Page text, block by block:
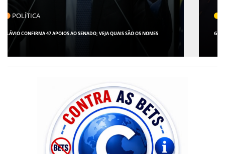
CLICK INDICA
GIRO POR SERGIPE, BRASIL E MUNDO - 07 DE AGOSTO DE 2026